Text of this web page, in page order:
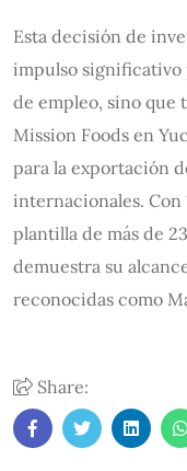
Esta decisión de
impulso significativo
de empleo, sino que
Mission Foods en
para la exportación
internacionales. Con
plantilla de más de
demuestra su
reconocidas como
Share: